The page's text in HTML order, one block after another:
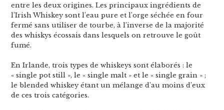
entre les deux origines. Les principaux ingrédients de
l’Irish Whiskey sont l’eau pure et l’orge séchée en four
fermé sans utiliser de tourbe, à l’inverse de la majorité
des whiskys écossais dans lesquels on retrouve le goût
fumé.
En Irlande, trois types de whiskeys sont élaborés : le
« single pot still », le « single malt » et le « single grain » ;
le blended whiskey étant un mélange d’au moins d’eux
de ces trois catégories.